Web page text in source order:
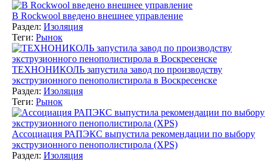
В Rockwool введено внешнее управление
Раздел: Изоляция
Теги: Рынок
ТЕХНОНИКОЛЬ запустила завод по производству
экструзионного пенополистирола в Воскресенске
Раздел: Изоляция
Теги: Рынок
Ассоциация РАПЭКС выпустила рекомендации по выбору
экструзионного пенополистирола (XPS)
Раздел: Изоляция